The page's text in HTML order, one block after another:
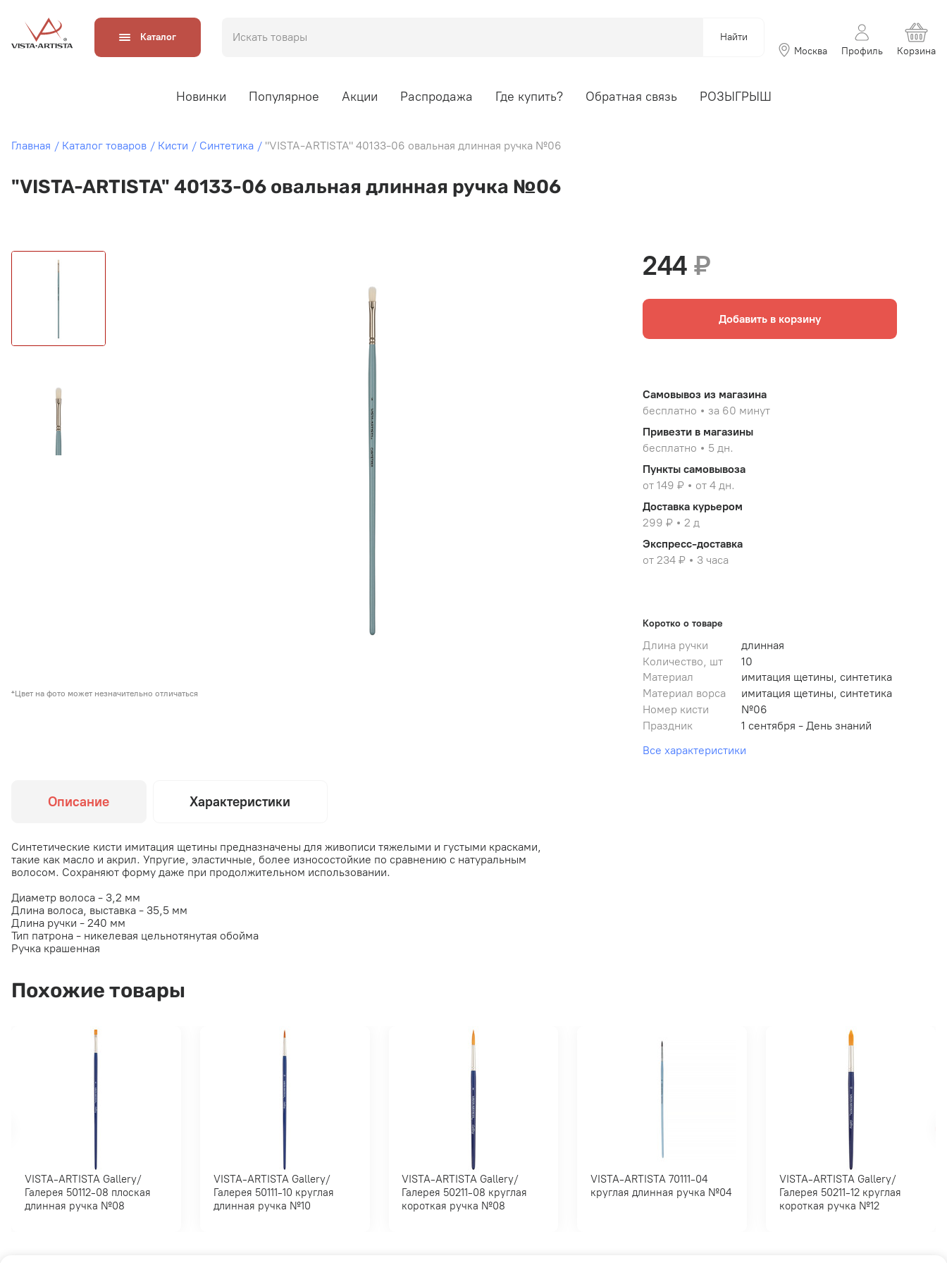
Каталог
Найти
Москва
Профиль Корзина
Новинки Популярное Акции Распродажа Где купить? Обратная связь РОЗЫГРЫШ
Главная Каталог товаров Кисти Синтетика "VISTA-ARTISTA" 40133-06 овальная длинная ручка №06
"VISTA-ARTISTA" 40133-06 овальная длинная ручка №06
*Цвет на фото может незначительно отличаться
244 ₽
Добавить в корзину
Самовывоз из магазина
бесплатно
за 60 минут
Привезти в магазины
бесплатно
5 дн.
Пункты самовывоза
от 149 ₽
от 4 дн.
Доставка курьером
299 ₽
2 д
Экспресс-доставка
от 234 ₽
3 часа
Коротко о товаре
Длина ручки
длинная
Количество, шт
10
Материал
имитация щетины, синтетика
Материал ворса
имитация щетины, синтетика
Номер кисти
№06
Праздник
1 сентября - День знаний
Все характеристики
Описание Характеристики
Синтетические кисти имитация щетины предназначены для живописи тяжелыми и густыми красками,
такие как масло и акрил. Упругие, эластичные, более износостойкие по сравнению с натуральным
волосом. Сохраняют форму даже при продолжительном использовании.
Диаметр волоса - 3,2 мм
Длина волоса, выставка - 35,5 мм
Длина ручки - 240 мм
Тип патрона - никелевая цельнотянутая обойма
Ручка крашенная
Похожие товары
VISTA-ARTISTA Gallery/
Галерея 50112-08 плоская
длинная ручка №08
VISTA-ARTISTA Gallery/
Галерея 50111-10 круглая
длинная ручка №10
VISTA-ARTISTA Gallery/
Галерея 50211-08 круглая
короткая ручка №08
VISTA-ARTISTA 70111-04
круглая длинная ручка №04
VISTA-ARTISTA Gallery/
Галерея 50211-12 круглая
короткая ручка №12